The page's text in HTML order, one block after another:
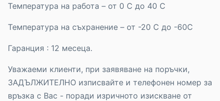
Температура на работа – от 0 C до 40 C
Температура на съхранение – от -20 C до -60C
Гаранция : 12 месеца.
Уважаеми клиенти, при заявяване на поръчки,
ЗАДЪЛЖИТЕЛНО изписвайте и телефонен номер за
връзка с Вас - поради изричното изискване от